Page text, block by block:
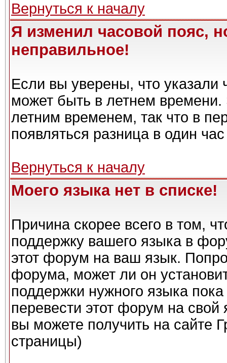
Вернуться к началу
Я изменил часовой пояс,
неправильное!
Если вы уверены, что указали
может быть в летнем
летним временем, так что в
появляться разница в один
Вернуться к началу
Моего языка нет в списке!
Причина скорее всего в том,
поддержку вашего языка в
этот форум на ваш язык.
форума, может ли он
поддержки нужного языка
перевести этот форум на
вы можете получить на сайте
страницы)